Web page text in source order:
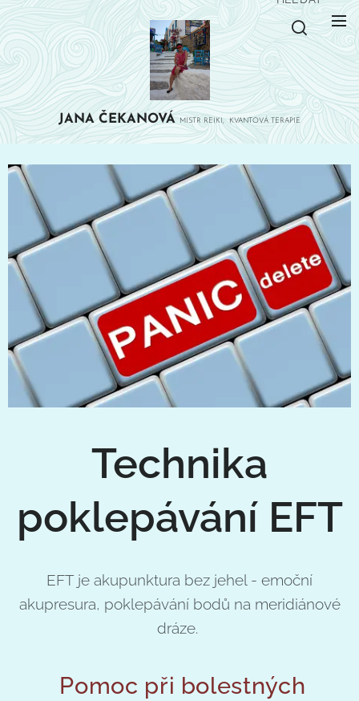
JANAČEKANOVÁ MISTR REIKI, KVANTOVÁ TERAPIE
Technika
poklepávání EFT
EFT je akupunktura bez jehel - emoční
akupresura, poklepávání bodů na meridiánové
dráze.
Pomoc při bolestných